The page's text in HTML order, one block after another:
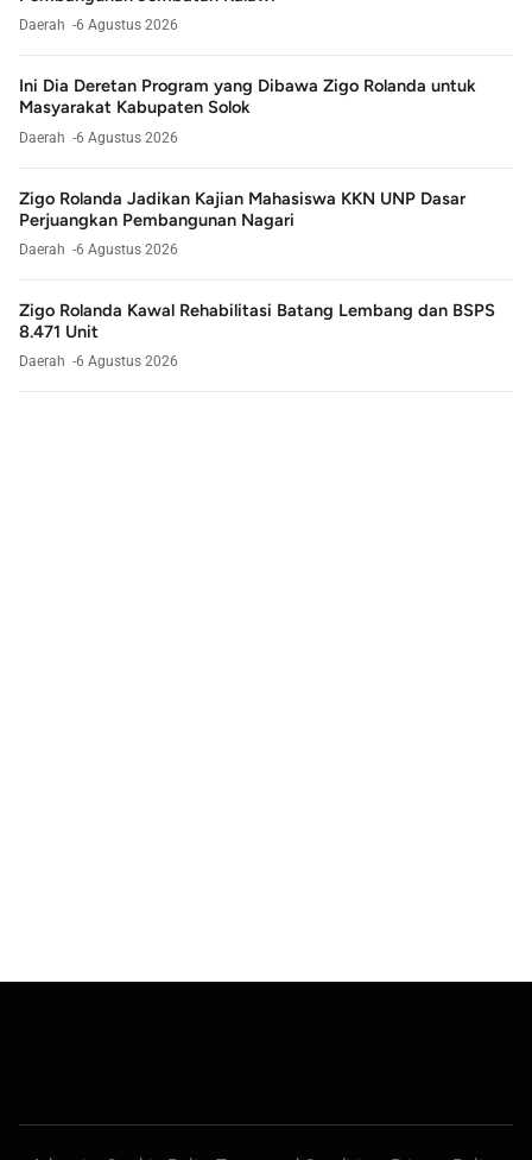
Daerah 6 Agustus 2026
Ini Dia Deretan Program yang Dibawa Zigo Rolanda untuk
Masyarakat Kabupaten Solok
Daerah 6 Agustus 2026
Zigo Rolanda Jadikan Kajian Mahasiswa KKN UNP Dasar
Perjuangkan Pembangunan Nagari
Daerah 6 Agustus 2026
Zigo Rolanda Kawal Rehabilitasi Batang Lembang dan BSPS
8.471 Unit
Daerah 6 Agustus 2026